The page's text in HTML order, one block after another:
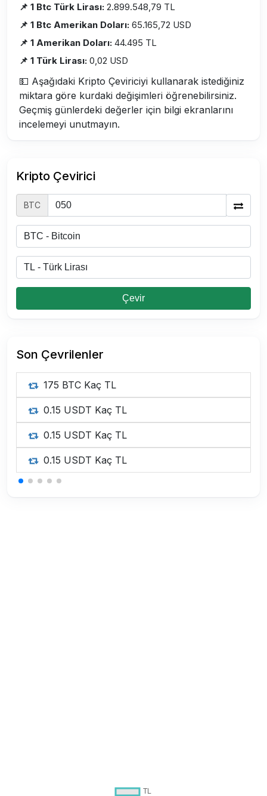
📌 1 Btc Türk Lirası: 2.899.548,79 TL
📌 1 Btc Amerikan Doları: 65.165,72 USD
📌 1 Amerikan Doları: 44.495 TL
📌 1 Türk Lirası: 0,02 USD
💵 Aşağıdaki Kripto Çeviriciyi kullanarak istediğiniz
miktara göre kurdaki değişimleri öğrenebilirsiniz.
Geçmiş günlerdeki değerler için bilgi ekranlarını
incelemeyi unutmayın.
Kripto Çevirici
BTC
Çevir
Son Çevrilenler
175 BTC Kaç TL
0.15 USDT Kaç TL
0.15 USDT Kaç TL
0.15 USDT Kaç TL